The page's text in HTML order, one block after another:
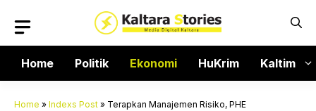
isi
Home
Politik Ekonomi HuKrim Kaltim
Home » Indexs Post » Terapkan Manajemen Risiko, PHE